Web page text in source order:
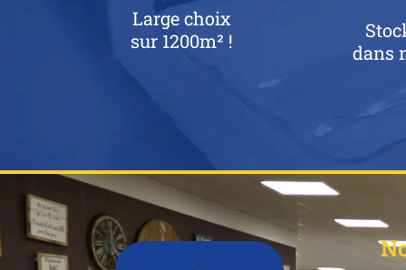
Large choix
sur 1200m² !
dans